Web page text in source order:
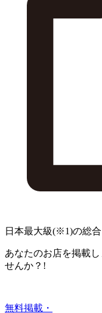
日本最大級(※1)の総
あなたのお店を掲載し
せんか？!
無料掲載・